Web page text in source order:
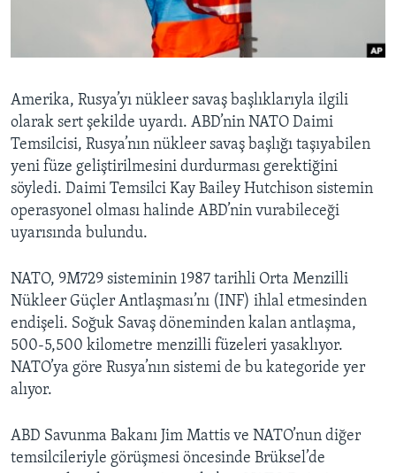
Diller
Amerika, Rusya’yı nükleer savaş başlıklarıyla ilgili
olarak sert şekilde uyardı. ABD’nin NATO Daimi
Temsilcisi, Rusya’nın nükleer savaş başlığı taşıyabilen
yeni füze geliştirilmesini durdurması gerektiğini
söyledi. Daimi Temsilci Kay Bailey Hutchison sistemin
operasyonel olması halinde ABD’nin vurabileceği
uyarısında bulundu.
NATO, 9M729 sisteminin 1987 tarihli Orta Menzilli
Nükleer Güçler Antlaşması’nı (INF) ihlal etmesinden
endişeli. Soğuk Savaş döneminden kalan antlaşma,
500-5,500 kilometre menzilli füzeleri yasaklıyor.
NATO’ya göre Rusya’nın sistemi de bu kategoride yer
alıyor.
ABD Savunma Bakanı Jim Mattis ve NATO’nun diğer
temsilcileriyle görüşmesi öncesinde Brüksel’de